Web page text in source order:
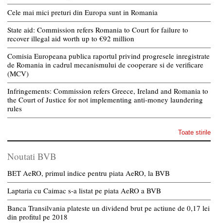
Cele mai mici preturi din Europa sunt in Romania
State aid: Commission refers Romania to Court for failure to
recover illegal aid worth up to €92 million
Comisia Europeana publica raportul privind progresele inregistrate
de Romania in cadrul mecanismului de cooperare si de verificare
(MCV)
Infringements: Commission refers Greece, Ireland and Romania to
the Court of Justice for not implementing anti-money laundering
rules
Toate stirile
Noutati BVB
BET AeRO, primul indice pentru piata AeRO, la BVB
Laptaria cu Caimac s-a listat pe piata AeRO a BVB
Banca Transilvania plateste un dividend brut pe actiune de 0,17 lei
din profitul pe 2018